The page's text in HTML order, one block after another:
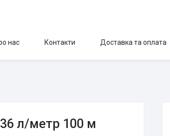
нас Контакти Доставка та оплата
л/метр 100 м